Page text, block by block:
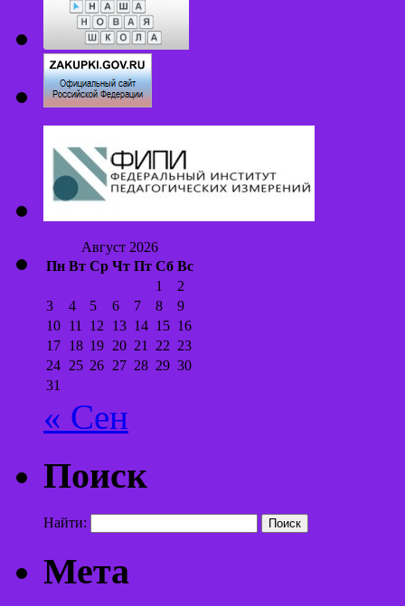
Август 2026
Пн Вт Ср Чт Пт Сб Вс
1
2
3
4 5 6 7 8
9
10 11 12 13 14 15 16
17 18 19 20 21 22 23
24 25 26 27 28 29 30
31
« Сен
Поиск
Найти:
Мета